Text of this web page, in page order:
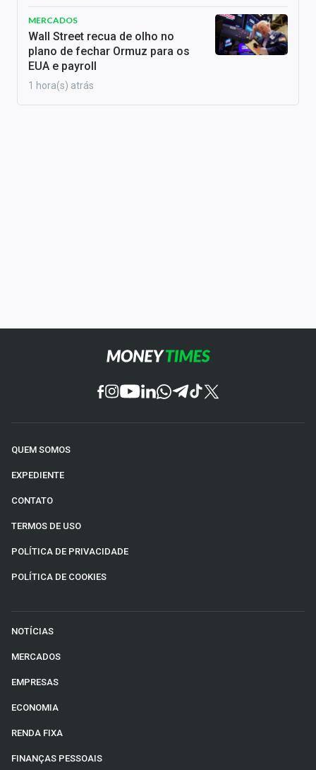
MERCADOS
Wall Street recua de olho no
plano de fechar Ormuz para os
EUA e payroll
1 hora(s) atrás
QUEM SOMOS
EXPEDIENTE
CONTATO
TERMOS DE USO
POLÍTICA DE PRIVACIDADE
POLÍTICA DE COOKIES
NOTÍCIAS
MERCADOS
EMPRESAS
ECONOMIA
RENDA FIXA
FINANÇAS PESSOAIS